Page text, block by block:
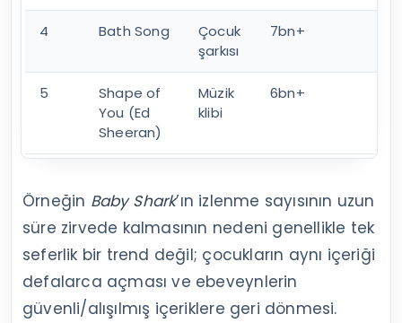
4 Bath Song
Çocuk
şarkısı
7bn+
5
Shape of
You (Ed
Sheeran)
Müzik
klibi
6bn+
Örneğin Baby Shark’ın izlenme sayısının uzun
süre zirvede kalmasının nedeni genellikle tek
seferlik bir trend değil; çocukların aynı içeriği
defalarca açması ve ebeveynlerin
güvenli/alışılmış içeriklere geri dönmesi.